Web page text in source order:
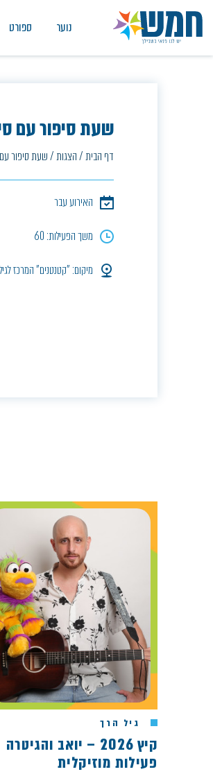
נוער ספורט
שעת סיפור עם
דף הבית/הצגות/שעת סיפור
האירוע עבר
משך הפעילות: 60
מיקום: "קטנטנים" המרכז
גיל הרך
קיץ 2026 – יואב והגיטרה
פעילות מוזיקלית